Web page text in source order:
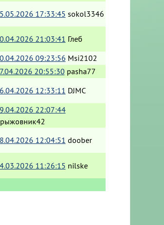
17:33:45 sokol3346
21:03:41 Глеб
09:23:56 Msi2102
20:55:30 pasha77
12:33:11 DJMC
22:07:44
12:04:51 doober
11:26:15 nilske